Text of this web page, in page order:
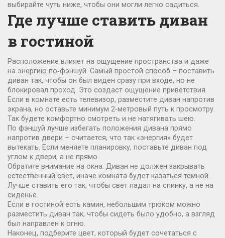
выбирайте чуть ниже, чтобы они могли легко садиться.
Где лучше ставить диван
в гостиной
Расположение влияет на ощущение пространства и даже
на энергию по‑фэншуй. Самый простой способ – поставить
диван так, чтобы он был виден сразу при входе, но не
блокировал проход. Это создаст ощущение приветствия.
Если в комнате есть телевизор, разместите диван напротив
экрана, но оставьте минимум 2‑метровый путь к просмотру.
Так будете комфортно смотреть и не натягивать шею.
По фэншуй лучше избегать положения дивана прямо
напротив двери – считается, что так «энергия» будет
вытекать. Если меняете планировку, поставьте диван под
углом к двери, а не прямо.
Обратите внимание на окна. Диван не должен закрывать
естественный свет, иначе комната будет казаться темной.
Лучше ставить его так, чтобы свет падал на спинку, а не на
сиденье.
Если в гостиной есть камин, небольшим трюком можно
разместить диван так, чтобы сидеть было удобно, а взгляд
был направлен к огню.
Наконец, подберите цвет, который будет сочетаться с